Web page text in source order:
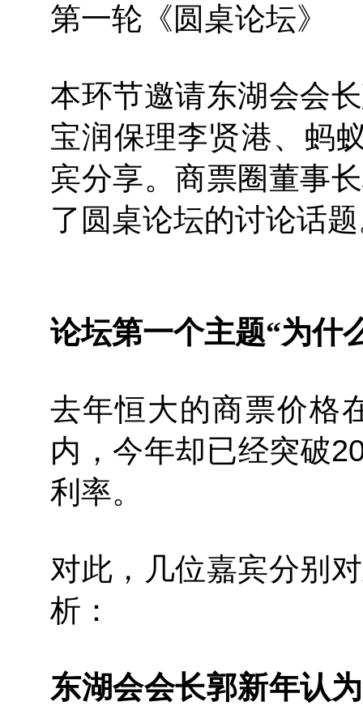
第一轮《圆桌论坛》
本环节邀请东湖会会
宝润保理李贤港、蚂
宾分享。商票圈董事
了圆桌论坛的讨论话
论坛第一个主题“为什
去年恒大的商票价格
内，今年却已经突破
利率。
对此，几位嘉宾分别
析：
东湖会会长郭新年认为